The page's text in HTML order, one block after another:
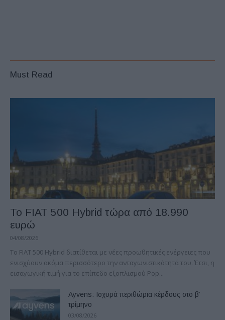
Must Read
Το FIAT 500 Hybrid τώρα από 18.990
ευρώ
04/08/2026
Το FIAT 500 Hybrid διατίθεται με νέες προωθητικές ενέργειες που
ενισχύουν ακόμα περισσότερο την ανταγωνιστικότητά του. Έτσι, η
εισαγωγική τιμή για το επίπεδο εξοπλισμού Pop...
Ayvens: Iσχυρά περιθώρια κέρδους στο β’
τρίμηνο
03/08/2026